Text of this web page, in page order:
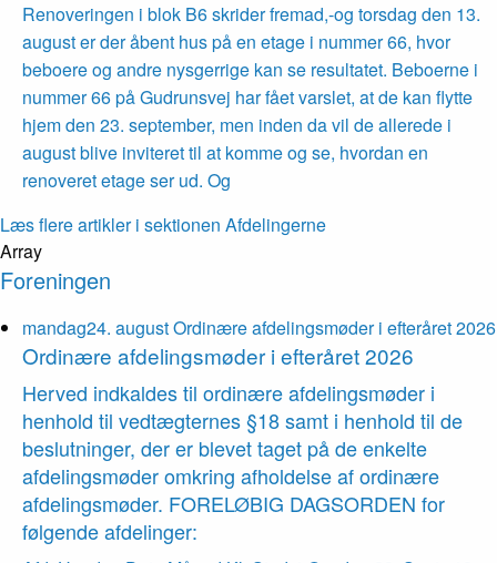
Renoveringen i blok B6 skrider fremad,-og torsdag den 13.
august er der åbent hus på en etage i nummer 66, hvor
beboere og andre nysgerrige kan se resultatet. Beboerne i
nummer 66 på Gudrunsvej har fået varslet, at de kan flytte
hjem den 23. september, men inden da vil de allerede i
august blive inviteret til at komme og se, hvordan en
renoveret etage ser ud. Og
Læs flere artikler i sektionen Afdelingerne
Array
Foreningen
mandag24. augustOrdinære afdelings­møder i efteråret 2026
Ordinære afdelings­møder i efteråret 2026
Herved indkaldes til ordinære afdelings­møder i
henhold til vedtægternes §18 samt i henhold til de
beslutninger, der er blevet taget på de enkelte
afdelings­møder omkring afholdelse af ordinære
afdelings­møder. FORELØBIG DAGSORDEN for
følgende afdelinger: